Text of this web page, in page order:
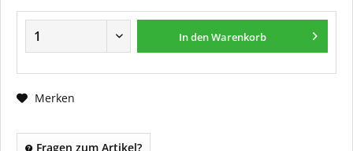
In denWarenkorb
Merken
Fragen zum Artikel?